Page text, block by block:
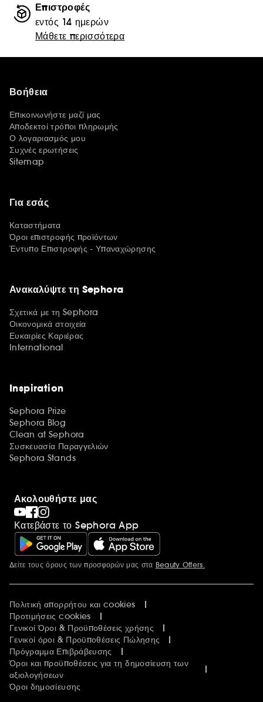
Επιστροφές
εντός 14 ημερών
Μάθετε περισσότερα
Βοήθεια
Επικοινωνήστε μαζί μας
Αποδεκτοί τρόποι πληρωμής
Ο λογαριασμός μου
Συχνές ερωτήσεις
Sitemap
Για εσάς
Καταστήματα
Όροι επιστροφής προϊόντων
Έντυπο Επιστροφής - Υπαναχώρησης
Ανακαλύψτε τη Sephora
Σχετικά με τη Sephora
Οικονομικά στοιχεία
Ευκαιρίες Καριέρας
International
Inspiration
Sephora Prize
Sephora Blog
Clean at Sephora
Συσκευασία Παραγγελιών
Sephora Stands
Ακολουθήστε μας
Κατεβάστε το Sephora App
Περισσότερες πληροφορίες
Δείτε τους όρους των προσφορών μας στα Beauty Offers.
Πολιτική απορρήτου και cookies
Προτιμήσεις cookies
Γενικοί Όροι & Προϋποθέσεις χρήσης
Γενικοί όροι & Προϋποθέσεις Πώλησης
Πρόγραμμα Επιβράβευσης
Όροι και προϋποθέσεις για τη δημοσίευση των
αξιολογήσεων
Όροι δημοσίευσης